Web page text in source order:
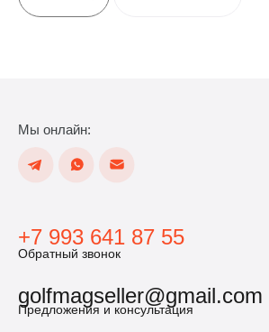
+7 993 641 87 55
Обратный звонок
golfmagseller@gmail.com
Предложения и консультация
Мы онлайн: